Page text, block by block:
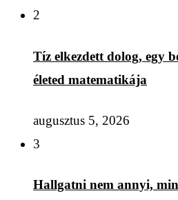
2
Tíz elkezdett dolog, egy
életed matematikája
augusztus 5, 2026
3
Hallgatni nem annyi,